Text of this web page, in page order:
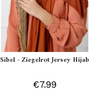
Sibel - Ziegelrot Jersey Hijab
€7.99